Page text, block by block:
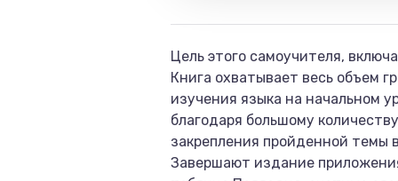
Цель этого самоучителя,
Книга охватывает весь объем
изучения языка на начальном
благодаря большому
закрепления пройденной темы
Завершают издание